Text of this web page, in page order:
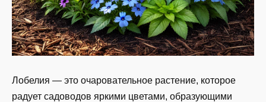
Лобелия — это очаровательное растение, которое
радует садоводов яркими цветами, образующими